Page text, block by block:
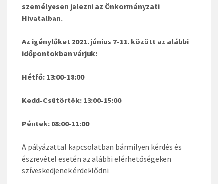
személyesen jelezni az Önkormányzati
Hivatalban.
Az igénylőket 2021. június 7-11. között az alábbi
időpontokban várjuk:
Hétfő: 13:00-18:00
Kedd-Csütörtök: 13:00-15:00
Péntek: 08:00-11:00
A pályázattal kapcsolatban bármilyen kérdés és
észrevétel esetén az alábbi elérhetőségeken
szíveskedjenek érdeklődni: